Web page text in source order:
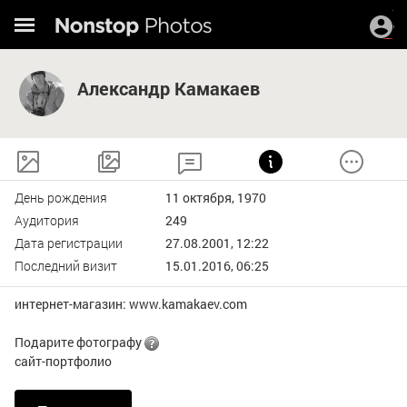
Александр Камакаев
День рождения
11 октября, 1970
Аудитория
249
Дата регистрации
27.08.2001, 12:22
Последний визит
15.01.2016, 06:25
интернет-магазин: www.kamakaev.com
Подарите фотографу
сайт-портфолио